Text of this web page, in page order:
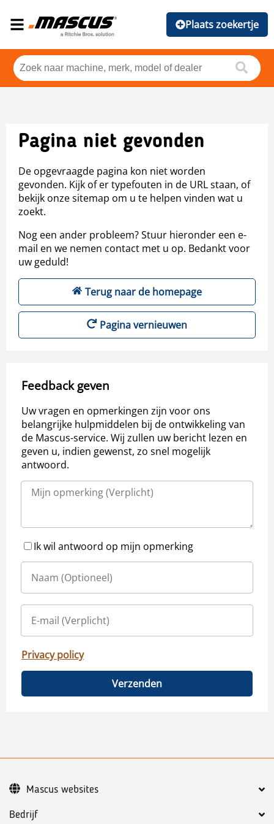
Plaats zoekertje
Pagina niet gevonden
De opgevraagde pagina kon niet worden
gevonden. Kijk of er typefouten in de URL staan, of
bekijk onze sitemap om u te helpen vinden wat u
zoekt.
Nog een ander probleem? Stuur hieronder een e-
mail en we nemen contact met u op. Bedankt voor
uw geduld!
Terug naar de homepage
Pagina vernieuwen
Feedback geven
Uw vragen en opmerkingen zijn voor ons
belangrijke hulpmiddelen bij de ontwikkeling van
de Mascus-service. Wij zullen uw bericht lezen en
geven u, indien gewenst, zo snel mogelijk
antwoord.
Ik wil antwoord op mijn opmerking
Privacy policy
Verzenden
Bedrijf
Mascus websites